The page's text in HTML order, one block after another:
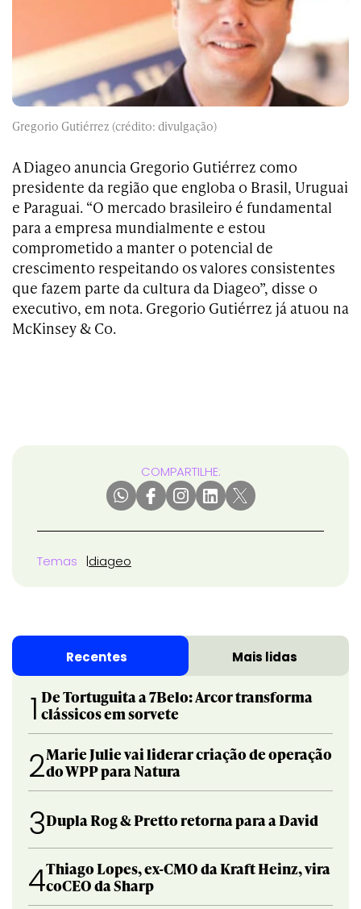
Gregorio Gutiérrez (crédito: divulgação)
A Diageo anuncia Gregorio Gutiérrez como
presidente da região que engloba o Brasil, Uruguai
e Paraguai. “O mercado brasileiro é fundamental
para a empresa mundialmente e estou
comprometido a manter o potencial de
crescimento respeitando os valores consistentes
que fazem parte da cultura da Diageo”, disse o
executivo, em nota. Gregorio Gutiérrez já atuou na
McKinsey & Co.
COMPARTILHE:
Temas diageo
Recentes Mais lidas
1 De Tortuguita a 7Belo: Arcor transforma
clássicos em sorvete
2Marie Julie vai liderar criação de operação
do WPP para Natura
3Dupla Rog & Pretto retorna para a David
4Thiago Lopes, ex-CMO da Kraft Heinz, vira
coCEO da Sharp